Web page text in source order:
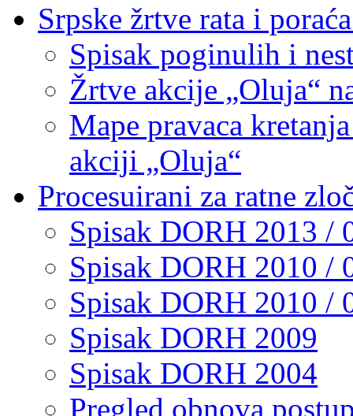
Srpske žrtve rata i
Spisak poginulih i
Žrtve akcije „Oluja“
Mape pravaca
akciji „Oluja“
Procesuirani za ratne
Spisak DORH 2013 /
Spisak DORH 2010 /
Spisak DORH 2010 /
Spisak DORH 2009
Spisak DORH 2004
Pregled obnova